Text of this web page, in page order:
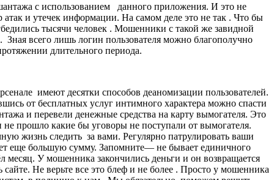
с использованием данного приложения. И это не
и утечек информации. На самом деле это не так . Что бы
тысячи человек . Мошенники с такой же завидной
Зная всего лишь логин пользователя можно благополучно
длительного периода.
имеют десятки способов деаномизации пользователей.
от бесплатных услуг интимного характера можно спасти
и перевели денежные средства на карту вымогателя. Это
прошло какие бы уговоры не поступали от вымогателя.
жизнь следить за вами. Регулярно патрулировать ваши
еще большую сумму. Запомните— не бывает единичного
У мошенника закончились деньги и он возвращается
Не верьте все это блеф и не более . Просто у мошенника